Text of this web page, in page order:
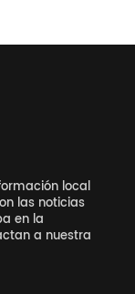
local
las noticias
en la
a nuestra